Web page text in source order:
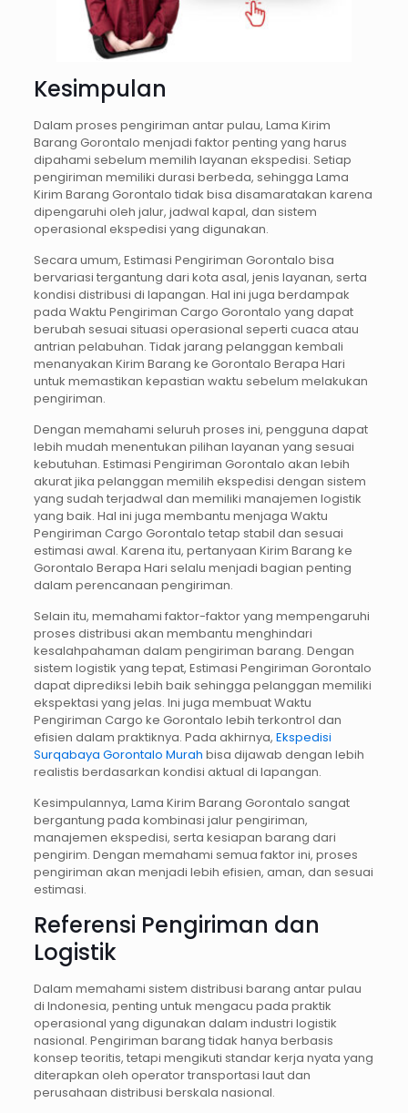
Kesimpulan
Dalam proses pengiriman antar pulau, Lama Kirim
Barang Gorontalo menjadi faktor penting yang harus
dipahami sebelum memilih layanan ekspedisi. Setiap
pengiriman memiliki durasi berbeda, sehingga Lama
Kirim Barang Gorontalo tidak bisa disamaratakan karena
dipengaruhi oleh jalur, jadwal kapal, dan sistem
operasional ekspedisi yang digunakan.
Secara umum, Estimasi Pengiriman Gorontalo bisa
bervariasi tergantung dari kota asal, jenis layanan, serta
kondisi distribusi di lapangan. Hal ini juga berdampak
pada Waktu Pengiriman Cargo Gorontalo yang dapat
berubah sesuai situasi operasional seperti cuaca atau
antrian pelabuhan. Tidak jarang pelanggan kembali
menanyakan Kirim Barang ke Gorontalo Berapa Hari
untuk memastikan kepastian waktu sebelum melakukan
pengiriman.
Dengan memahami seluruh proses ini, pengguna dapat
lebih mudah menentukan pilihan layanan yang sesuai
kebutuhan. Estimasi Pengiriman Gorontalo akan lebih
akurat jika pelanggan memilih ekspedisi dengan sistem
yang sudah terjadwal dan memiliki manajemen logistik
yang baik. Hal ini juga membantu menjaga Waktu
Pengiriman Cargo Gorontalo tetap stabil dan sesuai
estimasi awal. Karena itu, pertanyaan Kirim Barang ke
Gorontalo Berapa Hari selalu menjadi bagian penting
dalam perencanaan pengiriman.
Selain itu, memahami faktor-faktor yang mempengaruhi
proses distribusi akan membantu menghindari
kesalahpahaman dalam pengiriman barang. Dengan
sistem logistik yang tepat, Estimasi Pengiriman Gorontalo
dapat diprediksi lebih baik sehingga pelanggan memiliki
ekspektasi yang jelas. Ini juga membuat Waktu
Pengiriman Cargo ke Gorontalo lebih terkontrol dan
efisien dalam praktiknya. Pada akhirnya, Ekspedisi
Surqabaya Gorontalo Murah bisa dijawab dengan lebih
realistis berdasarkan kondisi aktual di lapangan.
Kesimpulannya, Lama Kirim Barang Gorontalo sangat
bergantung pada kombinasi jalur pengiriman,
manajemen ekspedisi, serta kesiapan barang dari
pengirim. Dengan memahami semua faktor ini, proses
pengiriman akan menjadi lebih efisien, aman, dan sesuai
estimasi.
Referensi Pengiriman dan
Logistik
Dalam memahami sistem distribusi barang antar pulau
di Indonesia, penting untuk mengacu pada praktik
operasional yang digunakan dalam industri logistik
nasional. Pengiriman barang tidak hanya berbasis
konsep teoritis, tetapi mengikuti standar kerja nyata yang
diterapkan oleh operator transportasi laut dan
perusahaan distribusi berskala nasional.